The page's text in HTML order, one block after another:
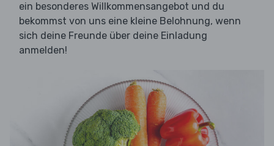
ein besonderes Willkommensangebot und du
bekommst von uns eine kleine Belohnung, wenn
sich deine Freunde über deine Einladung
anmelden!